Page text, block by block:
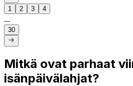
1 2 3 4
...
30
Mitkä ovat parhaat
isänpäivälahjat?